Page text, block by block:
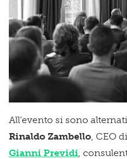
All’evento si sono
Rinaldo Zambello , CEO di
Gianni Previdi ,